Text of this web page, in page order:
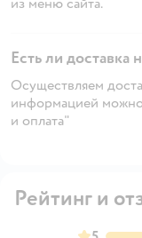
Есть ли доставка
Осуществляем
информацией можно
и оплата"
Рейтинг и